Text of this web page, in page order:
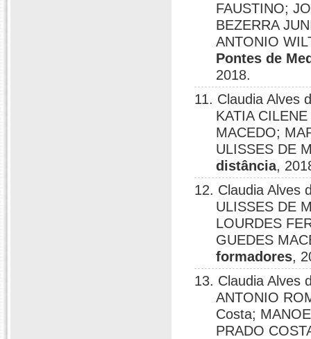
FAUSTINO;
BEZERRA
ANTONIO
Pontes de
2018.
11. Claudia Alves
KATIA
MACEDO;
ULISSES DE
distância,
12. Claudia Alves
ULISSES DE
LOURDES
GUEDES
formadores,
13. Claudia Alves
ANTONIO
Costa;
PRADO